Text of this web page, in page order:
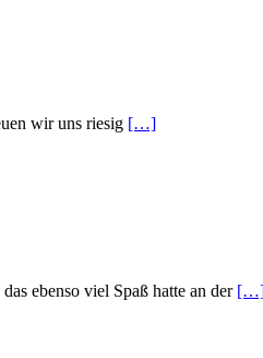
wir uns riesig […]
ebenso viel Spaß hatte an der